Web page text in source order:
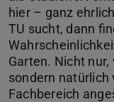
hier – ganz
TU sucht, dann
Garten. Nicht
sondern natürlich
Fachbereich